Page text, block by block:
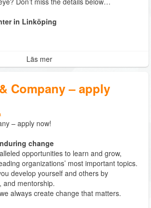
in Linköping
Läs mer
Company – apply
– apply now!
change
opportunities to learn and grow,
organizations’ most important topics.
develop yourself and others by
and mentorship.
always create change that matters.